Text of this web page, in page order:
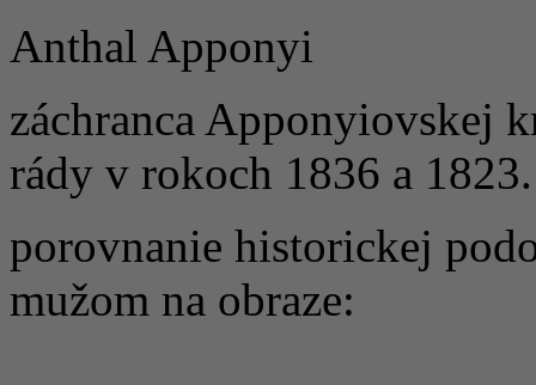
Anthal Apponyi
záchranca Apponyiovskej
rády v rokoch 1836 a 1823.
porovnanie historickej
mužom na obraze: